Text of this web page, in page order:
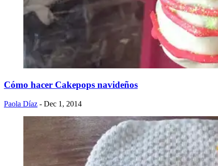
Cómo hacer Cakepops navideños
Paola Díaz - Dec 1, 2014